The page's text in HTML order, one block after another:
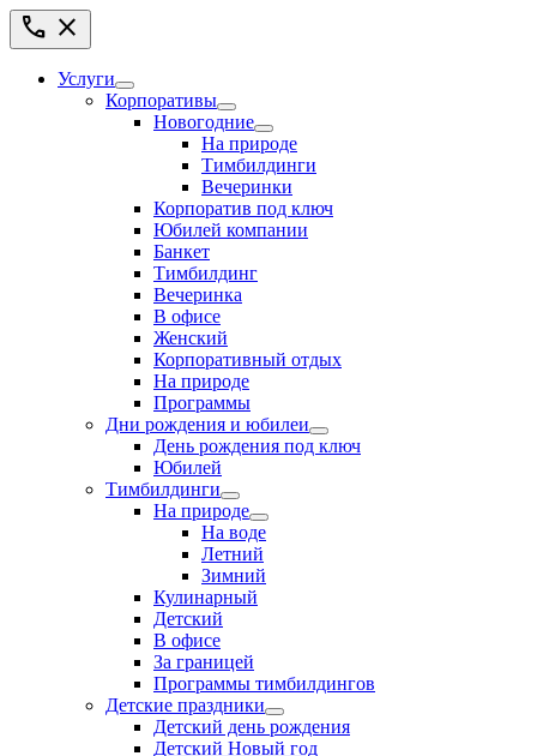
call close
Услуги
Корпоративы
Новогодние
На природе
Тимбилдинги
Вечеринки
Корпоратив под ключ
Юбилей компании
Банкет
Тимбилдинг
Вечеринка
В офисе
Женский
Корпоративный отдых
На природе
Программы
Дни рождения и юбилеи
День рождения под ключ
Юбилей
Тимбилдинги
На природе
На воде
Летний
Зимний
Кулинарный
Детский
В офисе
За границей
Программы тимбилдингов
Детские праздники
Детский день рождения
Детский Новый год